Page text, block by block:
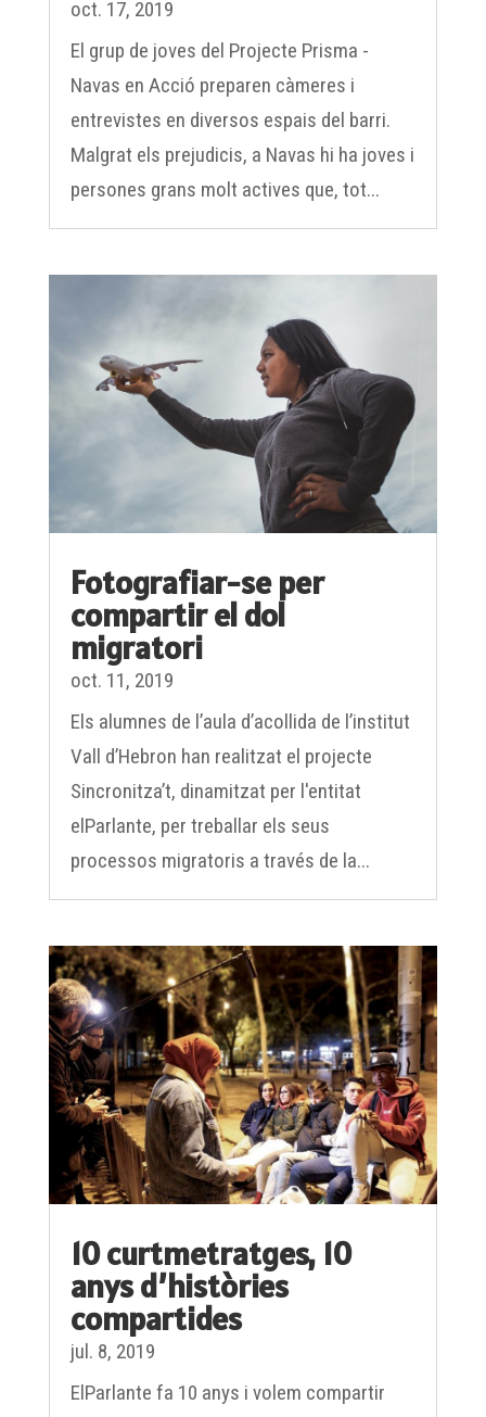
El grup de joves del Projecte Prisma -
Navas en Acció preparen càmeres i
entrevistes en diversos espais del barri.
Malgrat els prejudicis, a Navas hi ha joves i
persones grans molt actives que, tot...
Fotografiar-se per
compartir el dol
migratori
oct. 11, 2019
Els alumnes de l’aula d’acollida de l’institut
Vall d’Hebron han realitzat el projecte
Sincronitza’t, dinamitzat per l'entitat
elParlante, per treballar els seus
processos migratoris a través de la...
10 curtmetratges, 10
anys d’històries
compartides
jul. 8, 2019
ElParlante fa 10 anys i volem compartir
amb tu 10 vídeos que han format part